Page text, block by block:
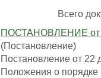
Всего
ПОСТАНОВЛЕНИЕ от
(Постановление)
Постановление от 22
Положения о